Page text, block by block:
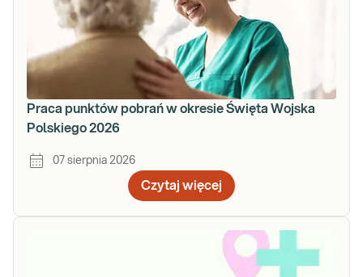
Praca punktów pobrań w okresie Święta Wojska
Polskiego 2026
07 sierpnia 2026
Czytaj więcej